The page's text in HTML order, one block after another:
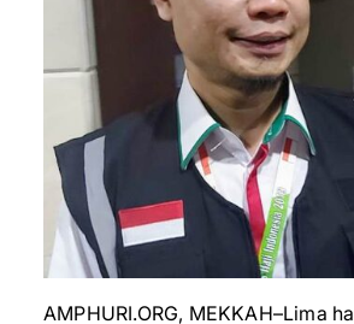
AMPHURI.ORG, MEKKAH–Lima